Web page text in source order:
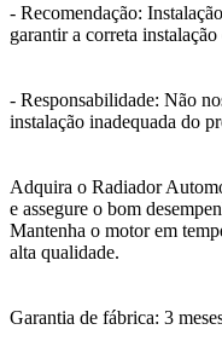
- Recomendação:
garantir a correta
- Responsabilidade: Não
instalação inadequada do
Adquira o Radiador
e assegure o bom
Mantenha o motor em
alta qualidade.
Garantia de fábrica: 3